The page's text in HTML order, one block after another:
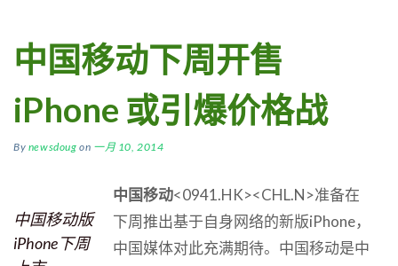
中国移动下周开售
iPhone 或引爆价格战
By newsdoug on 一月 10, 2014
中国移动版
iPhone下周
中国移动<0941.HK><CHL.N>准备在
下周推出基于自身网络的新版iPhone，
中国媒体对此充满期待。中国移动是中